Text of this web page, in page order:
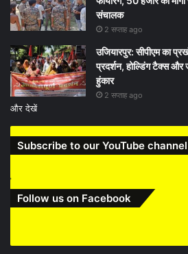
संचालक
2 सप्ताह ago
उजियारपुर: सीपीएम का
प्रदर्शन, होल्डिंग टैक्स और
हुंकार
2 सप्ताह ago
और देखें
Subscribe to our YouTube channel
Follow us on Facebook